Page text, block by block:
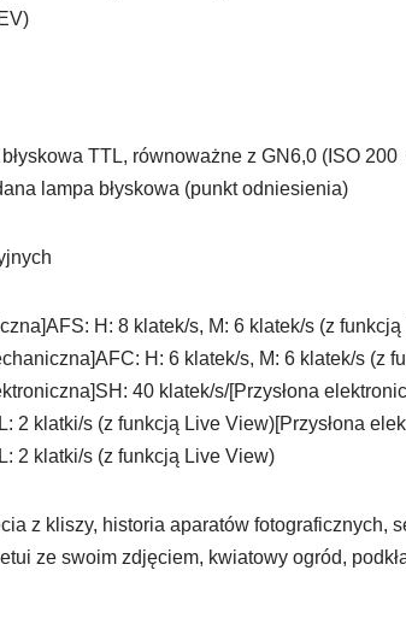
TTL, równoważne z GN6,0 (ISO
lampa błyskowa (punkt odniesienia)
H: 8 klatek/s, M: 6 klatek/s (z
H: 6 klatek/s, M: 6 klatek/s (z
40 klatek/s/[Przysłona
2 klatki/s (z funkcją Live View)[Przysłona
2 klatki/s (z funkcją Live View)
z kliszy, historia aparatów fotograficznych,
ze swoim zdjęciem, kwiatowy ogród,